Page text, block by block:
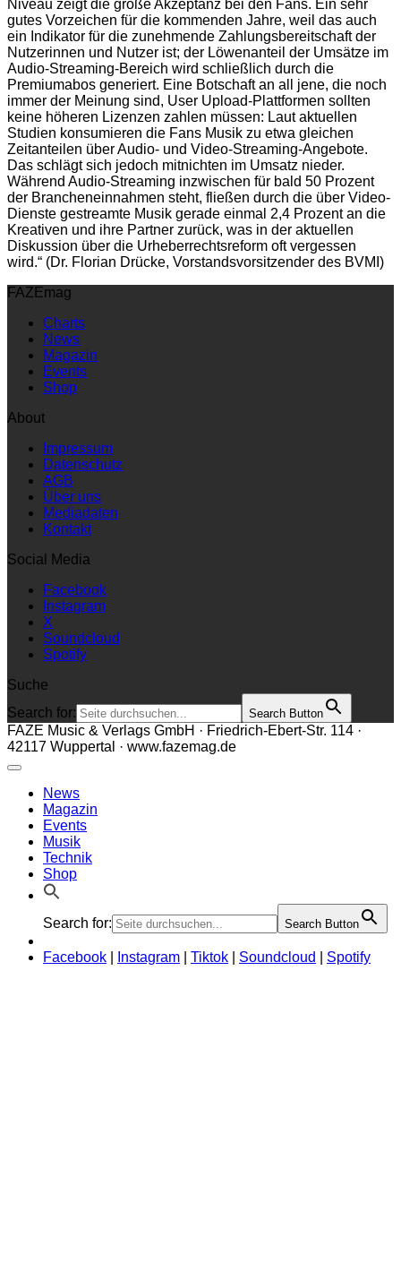
Niveau zeigt die große Akzeptanz bei den Fans. Ein sehr
gutes Vorzeichen für die kommenden Jahre, weil das auch
ein Indikator für die zunehmende Zahlungsbereitschaft der
Nutzerinnen und Nutzer ist; der Löwenanteil der Umsätze im
Audio-Streaming-Bereich wird schließlich durch die
Premiumabos generiert. Eine Botschaft an all jene, die noch
immer der Meinung sind, User Upload-Plattformen sollten
keine höheren Lizenzen zahlen müssen: Laut aktuellen
Studien konsumieren die Fans Musik zu etwa gleichen
Zeitanteilen über Audio- und Video-Streaming-Angebote.
Das schlägt sich jedoch mitnichten im Umsatz nieder.
Während Audio-Streaming inzwischen für bald 50 Prozent
der Brancheneinnahmen steht, fließen durch die über Video-
Dienste gestreamte Musik gerade einmal 2,4 Prozent an die
Kreativen und ihre Partner zurück, was in der aktuellen
Diskussion über die Urheberrechtsreform oft vergessen
wird.“ (Dr. Florian Drücke, Vorstandsvorsitzender des BVMI)
FAZEmag
Charts
News
Magazin
Events
Shop
About
Impressum
Datenschutz
AGB
Über uns
Mediadaten
Kontakt
Social Media
Facebook
Instagram
X
Soundcloud
Spotify
Suche
Search for:
Search Button
FAZE Music & Verlags GmbH · Friedrich-Ebert-Str. 114 ·
42117 Wuppertal · www.fazemag.de
News
Magazin
Events
Musik
Technik
Shop
Search for: Search Button
Facebook Instagram Tiktok Soundcloud Spotify